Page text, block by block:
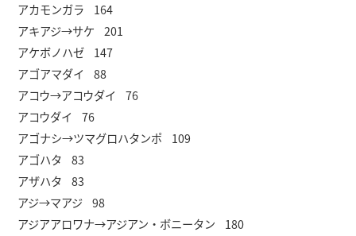
アカモンガラ 164
アキアジ→サケ 201
アケボノハゼ 147
アゴアマダイ 88
アコウ→アコウダイ 76
アコウダイ 76
アゴナシ→ツマグロハタンポ 109
アゴハタ 83
アザハタ 83
アジ→マアジ 98
アジアアロワナ→アジアン・ボニータン 180